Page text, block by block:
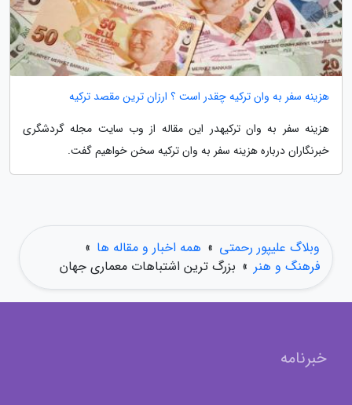
هزینه سفر به وان ترکیه چقدر است ؟ ارزان ترین مقصد ترکیه
هزینه سفر به وان ترکیهدر این مقاله از وب سایت مجله گردشگری
خبرنگاران درباره هزینه سفر به وان ترکیه سخن خواهیم گفت.
وبلاگ علیپور رحمتی » همه اخبار و مقاله ها »
فرهنگ و هنر » بزرگ ترین اشتباهات معماری جهان
خبرنامه